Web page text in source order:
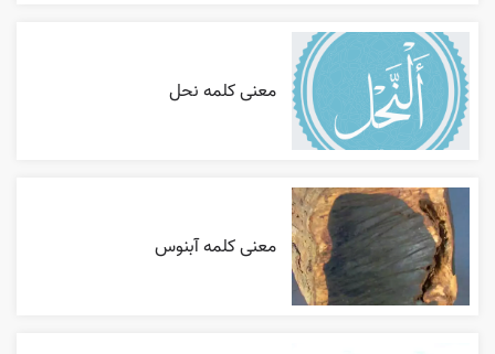
معنی کلمه نحل
معنی کلمه آبنوس